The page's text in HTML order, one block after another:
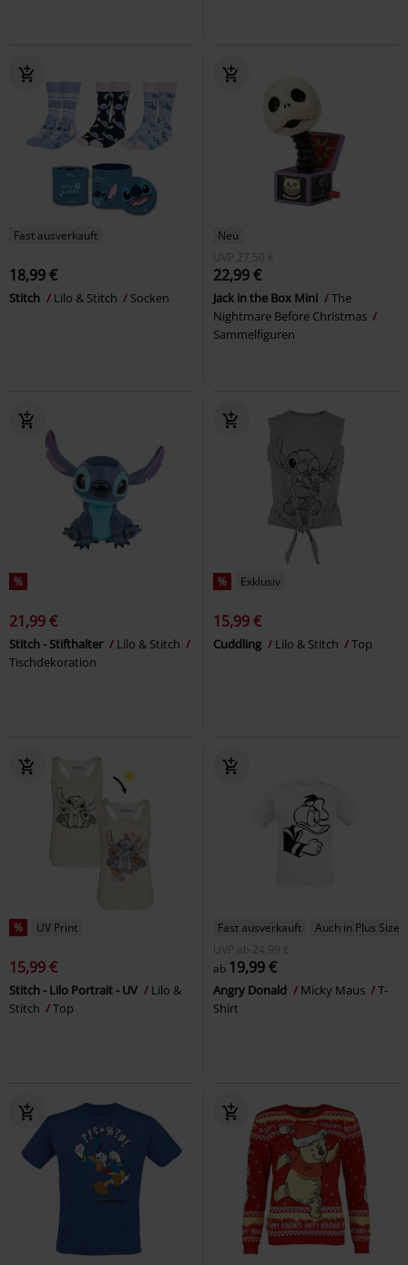
Fast ausverkauft
18,99 €
Stitch Lilo & Stitch Socken
Neu
UVP
27,50 €
22,99 €
Jack in the Box Mini
The
Nightmare Before Christmas
Sammelfiguren
%
21,99 €
Stitch - Stifthalter
Lilo & Stitch
Tischdekoration
% Exklusiv
15,99 €
Cuddling Lilo & Stitch Top
% UV Print
15,99 €
Stitch - Lilo Portrait - UV
Lilo &
Stitch
Top
Fast ausverkauft
Auch in Plus Size
UVP
ab 24,99 €
ab 19,99 €
Angry Donald Micky Maus
T-
Shirt